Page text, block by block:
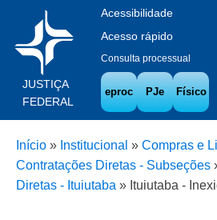
JUSTIÇA
FEDERAL
Acessibilidade
Acesso rápido
Consulta processual
eproc PJe Físico
Início » Institucional » Compras e
Contratações Diretas - Subseções
Diretas - Ituiutaba » Ituiutaba -